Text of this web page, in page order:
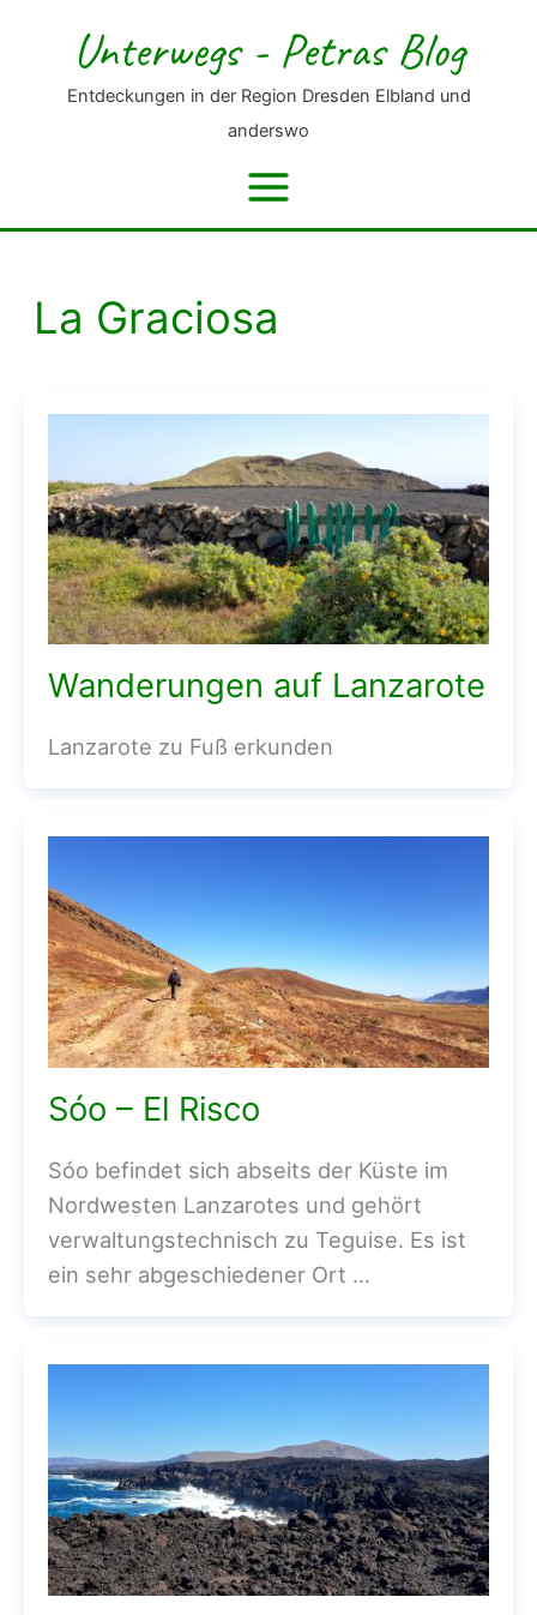
springen
Unterwegs - Petras Blog
Entdeckungen in der Region Dresden Elbland und
anderswo
La Graciosa
Wanderungen auf Lanzarote
Lanzarote zu Fuß erkunden
Sóo – El Risco
Sóo befindet sich abseits der Küste im
Nordwesten Lanzarotes und gehört
verwaltungstechnisch zu Teguise. Es ist
ein sehr abgeschiedener Ort …